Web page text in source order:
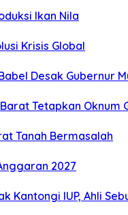
Ikan Nila
Krisis Global
Desak
Tetapkan
Tanah Bermasalah
2027
Kantongi IUP, Ahli